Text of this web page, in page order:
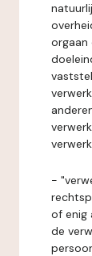
orgaan
-
of enig
de